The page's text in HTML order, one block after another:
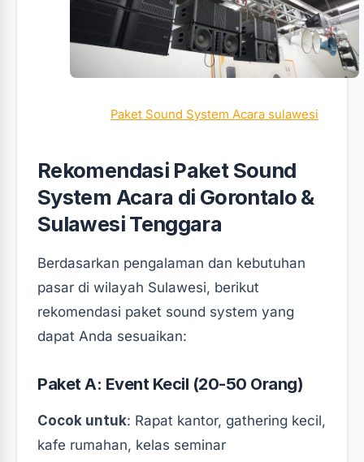
Paket Sound System Acara sulawesi
Rekomendasi Paket Sound
System Acara di Gorontalo &
Sulawesi Tenggara
Berdasarkan pengalaman dan kebutuhan
pasar di wilayah Sulawesi, berikut
rekomendasi paket sound system yang
dapat Anda sesuaikan:
Paket A: Event Kecil (20-50 Orang)
Cocok untuk: Rapat kantor, gathering kecil,
kafe rumahan, kelas seminar